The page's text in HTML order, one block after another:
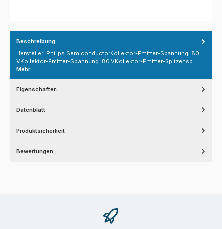
Beschreibung
Hersteller: Philips SemiconductorKollektor-Emitter-Spannung: 80
VKollektor-Emitter-Spannung: 80 VKollektor-Emitter-Spitzensp…
Mehr
Eigenschaften
Datenblatt
Produktsicherheit
Bewertungen